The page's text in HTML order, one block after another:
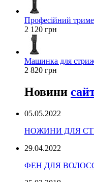
Професійний
2 120 грн
Машинка для
2 820 грн
Новини
05.05.2022
НОЖИНИ ДЛЯ
29.04.2022
ФЕН ДЛЯ